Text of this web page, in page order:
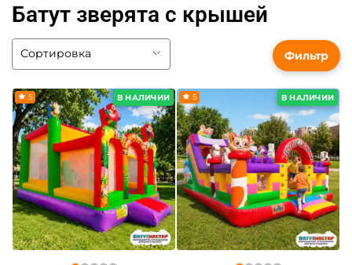
Батут зверята с крышей
В НАЛИЧИИ
5 В НАЛИЧИИ
5
Фильтр